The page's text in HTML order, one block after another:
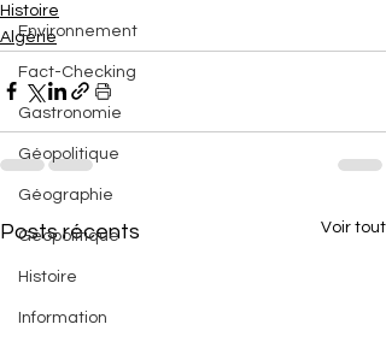
Environnement
Fact-Checking
Gastronomie
Géopolitique
Géographie
Géopolitique
Histoire
Information
Histoire
Algérie
Posts récents Voir tout